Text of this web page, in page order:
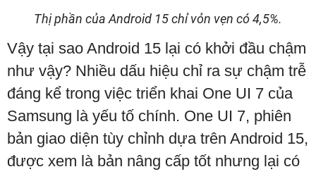
Thị phần của Android 15 chỉ vỏn vẹn có 4,5%.
Vậy tại sao Android 15 lại có khởi đầu chậm
như vậy? Nhiều dấu hiệu chỉ ra sự chậm trễ
đáng kể trong việc triển khai One UI 7 của
Samsung là yếu tố chính. One UI 7, phiên
bản giao diện tùy chỉnh dựa trên Android 15,
được xem là bản nâng cấp tốt nhưng lại có